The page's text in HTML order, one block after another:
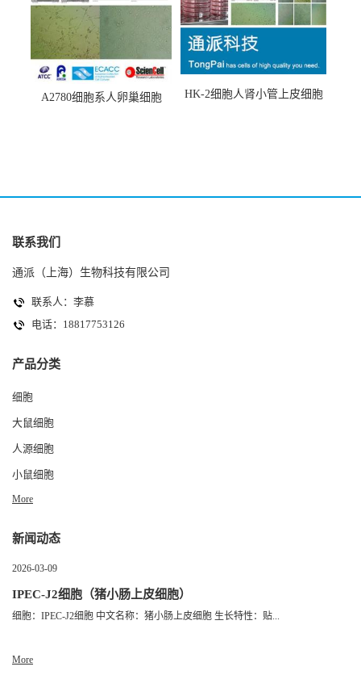
A2780细胞系人卵巢细胞
HK-2细胞人肾小管上皮细胞
联系我们
通派（上海）生物科技有限公司
联系人：李慕
电话：18817753126
产品分类
细胞
大鼠细胞
人源细胞
小鼠细胞
More
新闻动态
2026-03-09
IPEC-J2细胞（猪小肠上皮细胞）
细胞：IPEC-J2细胞 中文名称：猪小肠上皮细胞 生长特性：贴...
More